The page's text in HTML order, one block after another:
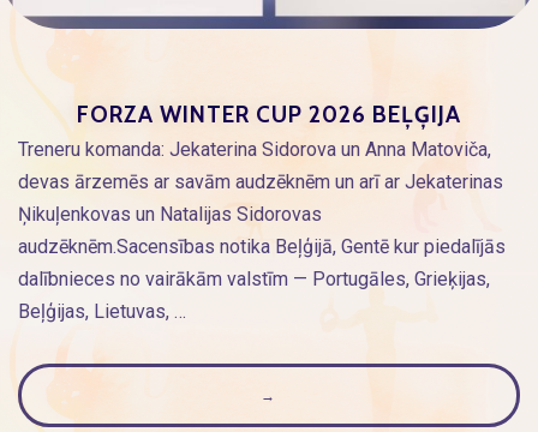
FORZA WINTER CUP 2026 BEĻĢIJA
Treneru komanda: Jekaterina Sidorova un Anna Matoviča,
devas ārzemēs ar savām audzēknēm un arī ar Jekaterinas
Ņikuļenkovas un Natalijas Sidorovas
audzēknēm.Sacensības notika Beļģijā, Gentē kur piedalījās
dalībnieces no vairākām valstīm — Portugāles, Grieķijas,
Beļģijas, Lietuvas, …
→